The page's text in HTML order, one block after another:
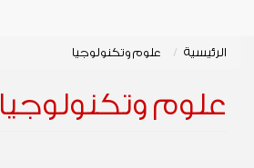
الرئيسية
علوم وتكنولوجيا
علوم وتكنولوجيا